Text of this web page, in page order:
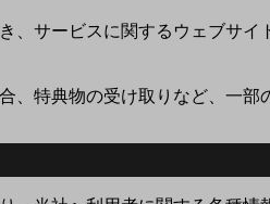
、サービスに関するウェブサ
、特典物の受け取りなど、一